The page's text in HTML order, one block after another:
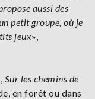
aussi des
petit groupe, où je
jeux»,
Sur les chemins de
en forêt ou dans